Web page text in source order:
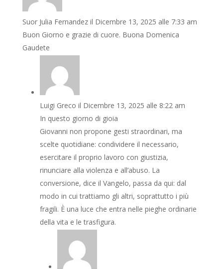
Suor Julia Fernandez il Dicembre 13, 2025 alle 7:33 am
Buon Giorno e grazie di cuore. Buona Domenica
Gaudete
Luigi Greco il Dicembre 13, 2025 alle 8:22 am
In questo giorno di gioia
Giovanni non propone gesti straordinari, ma
scelte quotidiane: condividere il necessario,
esercitare il proprio lavoro con giustizia,
rinunciare alla violenza e all’abuso. La
conversione, dice il Vangelo, passa da qui: dal
modo in cui trattiamo gli altri, soprattutto i più
fragili. È una luce che entra nelle pieghe ordinarie
della vita e le trasfigura.